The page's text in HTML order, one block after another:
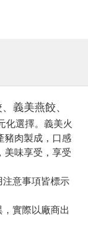
義美燕餃、
化選擇。義美火
豬肉製成，口感
美味享受，享受
意事項皆標示
實際以廠商出